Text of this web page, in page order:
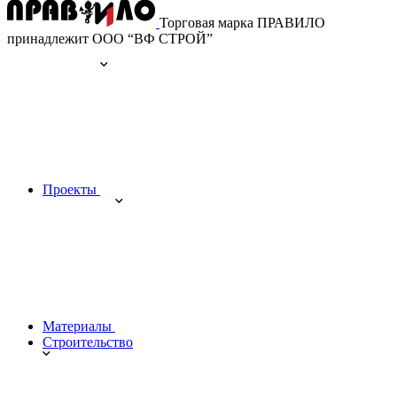
Торговая марка ПРАВИЛО
принадлежит ООО “ВФ СТРОЙ”
Проекты
Материалы
Строительство